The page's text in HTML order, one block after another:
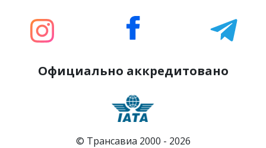
Официально аккредитовано
© Трансавиа 2000 - 2026